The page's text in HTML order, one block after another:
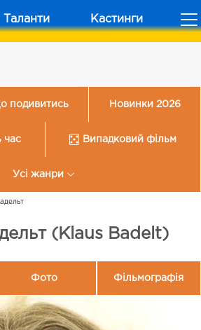
Таланти Кастинги
подивитись Новинки 2026
час Випадковий фільм
Усі жанри
(Klaus Badelt)
Фото Фільмографія